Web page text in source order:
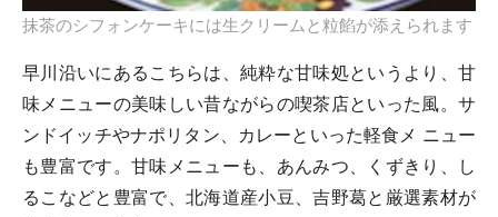
抹茶のシフォンケーキには生クリームと粒餡が添えられます
早川沿いにあるこちらは、純粋な甘味処というより、甘
味メニューの美味しい昔ながらの喫茶店といった風。サ
ンドイッチやナポリタン、カレーといった軽食メ ニュー
も豊富です。甘味メニューも、あんみつ、くずきり、し
るこなどと豊富で、北海道産小豆、吉野葛と厳選素材が